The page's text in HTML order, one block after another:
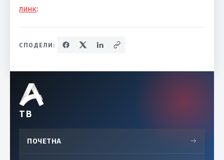
линк:
СПОДЕЛИ:
ТВ
ПОЧЕТНА →